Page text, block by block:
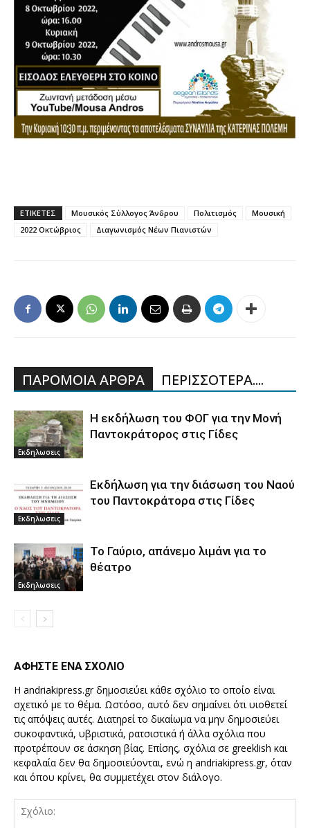
ΕΤΙΚΕΤΕΣ Μουσικός Σύλλογος Άνδρου Πολιτισμός
Μουσική
2022 Οκτώβριος
Διαγωνισμός Νέων Πιανιστών
ΠΑΡΟΜΟΙΑ ΑΡΘΡΑ ΠΕΡΙΣΣΟΤΕΡΑ....
Εκδηλωσεις
Η εκδήλωση του ΦΟΓ για την Μονή
Παντοκράτορος στις Γίδες
Εκδηλωσεις
Εκδήλωση για την διάσωση του Ναού
του Παντοκράτορα στις Γίδες
Εκδηλωσεις
Το Γαύριο, απάνεμο λιμάνι για το
θέατρο
ΑΦΗΣΤΕ ΕΝΑ ΣΧΟΛΙΟ
Η andriakipress.gr δημοσιεύει κάθε σχόλιο το οποίο είναι
σχετικό με το θέμα. Ωστόσο, αυτό δεν σημαίνει ότι υιοθετεί
τις απόψεις αυτές. Διατηρεί το δικαίωμα να μην δημοσιεύει
συκοφαντικά, υβριστικά, ρατσιστικά ή άλλα σχόλια που
προτρέπουν σε άσκηση βίας. Επίσης, σχόλια σε greeklish και
κεφαλαία δεν θα δημοσιεύονται, ενώ η andriakipress.gr, όταν
και όπου κρίνει, θα συμμετέχει στον διάλογο.